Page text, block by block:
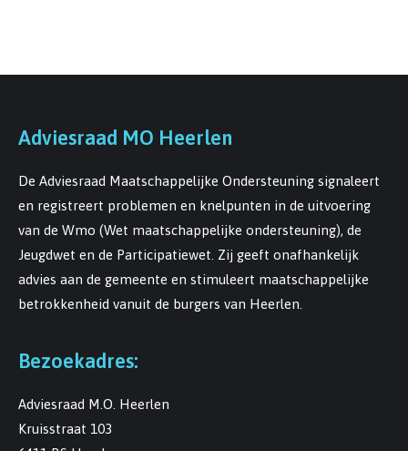
Adviesraad MO Heerlen
De Adviesraad Maatschappelijke Ondersteuning signaleert
en registreert problemen en knelpunten in de uitvoering
van de Wmo (Wet maatschappelijke ondersteuning), de
Jeugdwet en de Participatiewet. Zij geeft onafhankelijk
advies aan de gemeente en stimuleert maatschappelijke
betrokkenheid vanuit de burgers van Heerlen.
Bezoekadres:
Adviesraad M.O. Heerlen
Kruisstraat 103